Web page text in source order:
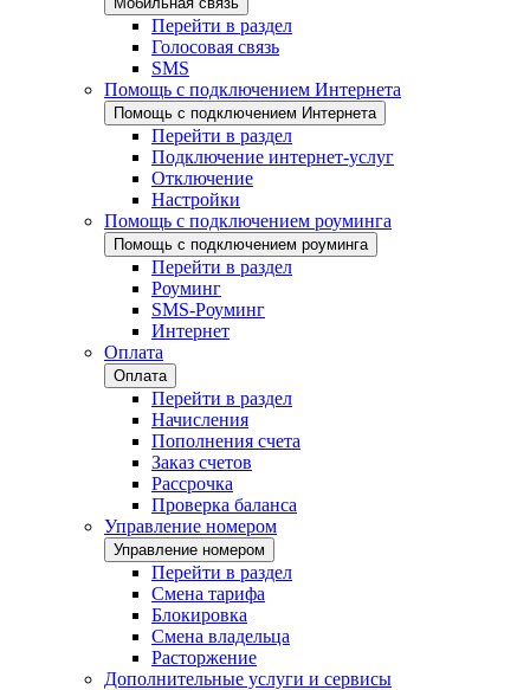
Перейти в раздел
Голосовая связь
SMS
Помощь с подключением Интернета
Помощь с подключением Интернета
Перейти в раздел
Подключение интернет-услуг
Отключение
Настройки
Помощь с подключением роуминга
Помощь с подключением роуминга
Перейти в раздел
Роуминг
SMS-Роуминг
Интернет
Оплата
Оплата
Перейти в раздел
Начисления
Пополнения счета
Заказ счетов
Рассрочка
Проверка баланса
Управление номером
Управление номером
Перейти в раздел
Смена тарифа
Блокировка
Смена владельца
Расторжение
Дополнительные услуги и сервисы